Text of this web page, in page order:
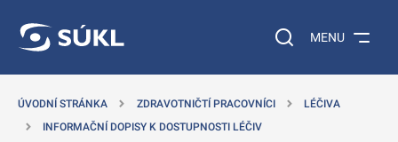
Vyhledávání na
MENU
ÚVODNÍ STRÁNKA ZDRAVOTNIČTÍ PRACOVNÍCI
LÉČIVA
INFORMAČNÍ DOPISY K DOSTUPNOSTI LÉČIV